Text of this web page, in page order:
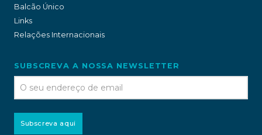
Balcão Único
Links
Relações Internacionais
SUBSCREVA A NOSSA NEWSLETTER
Subscreva aqui